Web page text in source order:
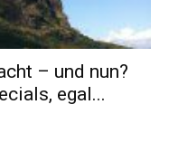
– und nun?
egal...